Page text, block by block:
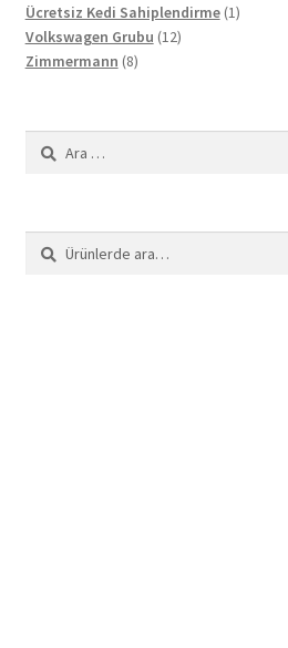
ürün
Ücretsiz Kedi Sahiplendirme 11
Volkswagen Grubu 1212
Zimmermann 88
Arama:
Ara:
Ara